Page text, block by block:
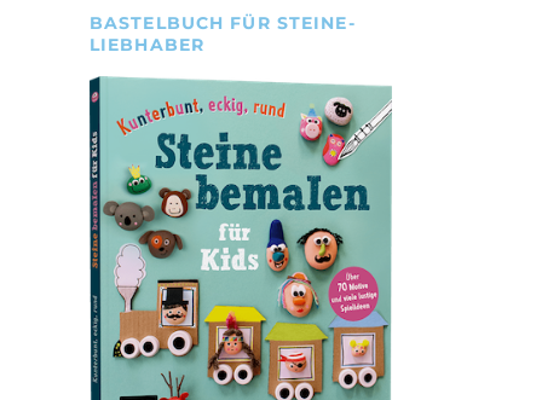
BASTELBUCH FÜR STEINE-
LIEBHABER